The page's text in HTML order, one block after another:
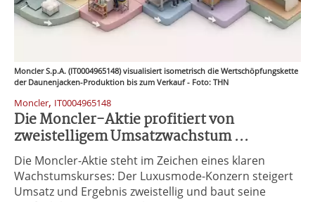
Moncler S.p.A. (IT0004965148) visualisiert isometrisch die Wertschöpfungskette
der Daunenjacken-Produktion bis zum Verkauf - Foto: THN
Moncler, IT0004965148
Die Moncler-Aktie profitiert von
zweistelligem Umsatzwachstum ...
Die Moncler-Aktie steht im Zeichen eines klaren
Wachstumskurses: Der Luxusmode-Konzern steigert
Umsatz und Ergebnis zweistellig und baut seine